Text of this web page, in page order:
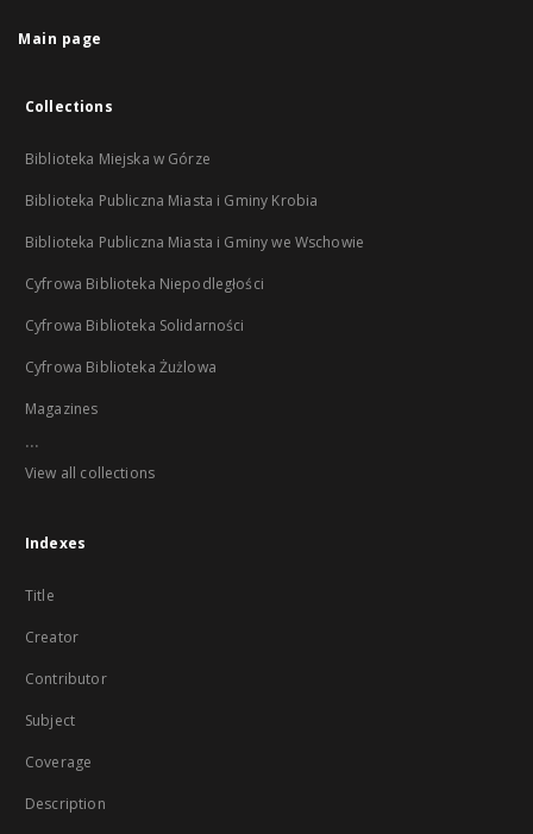
Main page
Collections
Biblioteka Miejska w Górze
Biblioteka Publiczna Miasta i Gminy Krobia
Biblioteka Publiczna Miasta i Gminy we Wschowie
Cyfrowa Biblioteka Niepodległości
Cyfrowa Biblioteka Solidarności
Cyfrowa Biblioteka Żużlowa
Magazines
...
View all collections
Indexes
Title
Creator
Contributor
Subject
Coverage
Description